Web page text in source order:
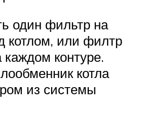
один фильтр на
котлом, или филтр
каждом контуре.
котла
из системы